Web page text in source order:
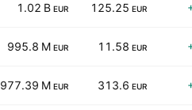
1.02 B EUR 125.25 EUR
995.8 M EUR 11.58 EUR
977.39 M EUR 313.6 EUR